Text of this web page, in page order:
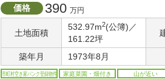
価格 390 万円
土地面積
532.97m2(公簿)／
161.22坪
築年月 1973年8月
市町村空き家バンク登録物件 家庭菜園・畑付き 山が近い